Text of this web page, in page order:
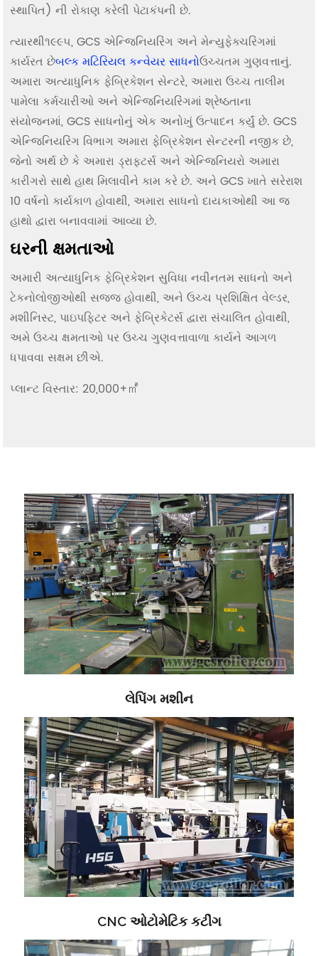
સ્થાપિત) ની રોકાણ કરેલી પેટાકંપની છે.
ત્યારથી૧૯૯૫, GCS એન્જિનિયરિંગ અને મેન્યુફેક્ચરિંગમાં
કાર્યરત છેબલ્ક મટિરિયલ કન્વેયર સાધનોઉચ્ચતમ ગુણવત્તાનું.
અમારા અત્યાધુનિક ફેબ્રિકેશન સેન્ટરે, અમારા ઉચ્ચ તાલીમ
પામેલા કર્મચારીઓ અને એન્જિનિયરિંગમાં શ્રેષ્ઠતાના
સંયોજનમાં, GCS સાધનોનું એક અનોખું ઉત્પાદન કર્યું છે. GCS
એન્જિનિયરિંગ વિભાગ અમારા ફેબ્રિકેશન સેન્ટરની નજીક છે,
જેનો અર્થ છે કે અમારા ડ્રાફ્ટર્સ અને એન્જિનિયરો અમારા
કારીગરો સાથે હાથ મિલાવીને કામ કરે છે. અને GCS ખાતે સરેરાશ
10 વર્ષનો કાર્યકાળ હોવાથી, અમારા સાધનો દાયકાઓથી આ જ
હાથો દ્વારા બનાવવામાં આવ્યા છે.
ઘરની ક્ષમતાઓ
અમારી અત્યાધુનિક ફેબ્રિકેશન સુવિધા નવીનતમ સાધનો અને
ટેકનોલોજીઓથી સજ્જ હોવાથી, અને ઉચ્ચ પ્રશિક્ષિત વેલ્ડર,
મશીનિસ્ટ, પાઇપફિટર અને ફેબ્રિકેટર્સ દ્વારા સંચાલિત હોવાથી,
અમે ઉચ્ચ ક્ષમતાઓ પર ઉચ્ચ ગુણવત્તાવાળા કાર્યને આગળ
ધપાવવા સક્ષમ છીએ.
પ્લાન્ટ વિસ્તાર: 20,000+㎡
લેપિંગ મશીન
CNC ઓટોમેટિક કટીંગ